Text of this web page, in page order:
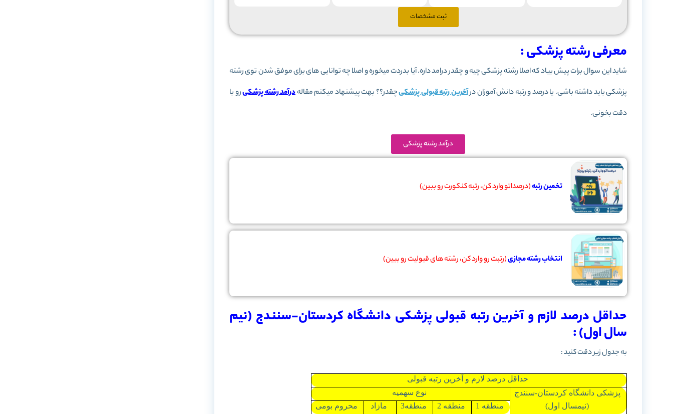
ثبت مشخصات
معرفی رشته پزشکی :
شاید این سوال برات پیش بیاد که اصلا رشته پزشکی چیه و چقدر درامد داره. آیا بدردت میخوره و اصلا چه توانایی های برای موفق شدن توی رشته
پزشکی باید داشته باشی. یا درصد و رتبه دانش آموزان درآخرین رتبه قبولی پزشکیچقدر؟؟ بهت پیشنهاد میکنم مقالهدرآمد رشته پزشکیرو با
دقت بخونی.
درآمد رشته پزشکی
تخمین رتبه(درصداتو وارد کن، رتبه کنکورت رو ببین)
انتخاب رشته مجازی(رتبت رو وارد کن، رشته های قبولیت رو ببین)
حداقل درصد لازم و آخرین رتبه قبولی پزشکی دانشگاه کردستان-سنندج (نیم
سال اول) :
به جدول زیر دقت کنید :
حداقل درصد لازم و آخرین رتبه قبولی
پزشکی دانشگاه کردستان-سنندج
(نیمسال اول)
نوع سهمیه
منطقه 1
منطقه 2 منطقه3 مازاد محروم بومی